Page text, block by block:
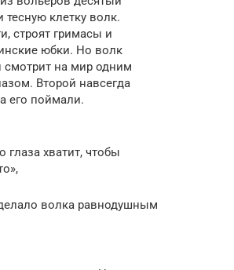
тесную клетку волк.
строят гримасы и
юбки. Но волк
смотрит на мир одним
Второй навсегда
его поймали.
глаза хватит, чтобы
волка равнодушным